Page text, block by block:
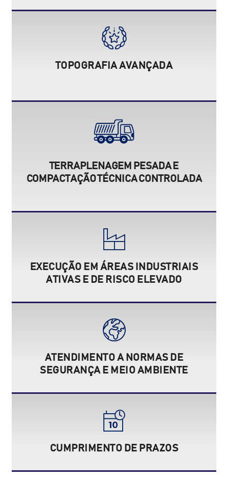
TOPOGRAFIA AVANÇADA
TERRAPLENAGEM PESADA E
COMPACTAÇÃO TÉCNICA CONTROLADA
EXECUÇÃO EM ÁREAS INDUSTRIAIS
ATIVAS E DE RISCO ELEVADO
ATENDIMENTO A NORMAS DE
SEGURANÇA E MEIO AMBIENTE
CUMPRIMENTO DE PRAZOS